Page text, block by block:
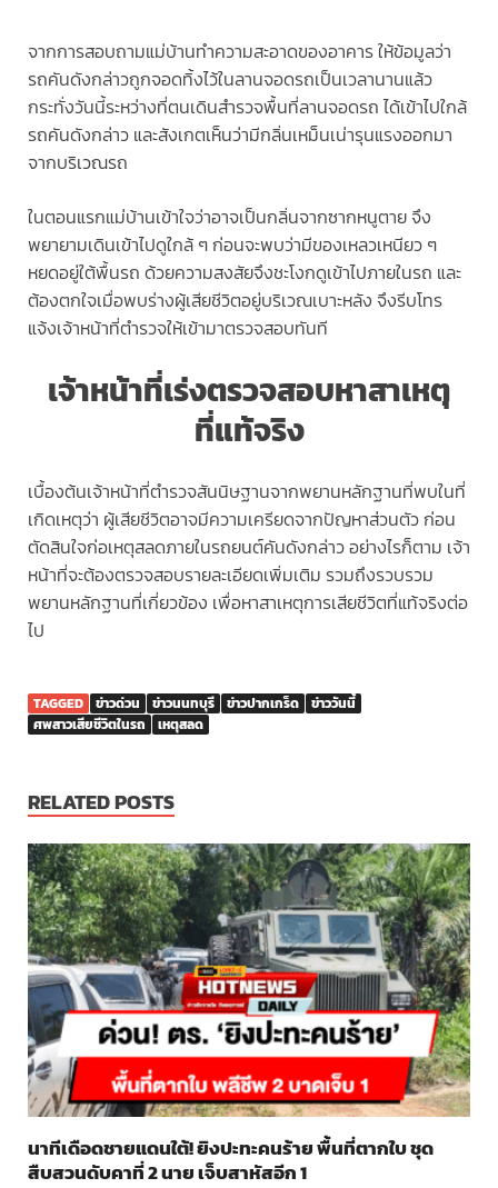
จากการสอบถามแม่บ้านทำความสะอาดของอาคาร ให้ข้อมูลว่า
รถคันดังกล่าวถูกจอดทิ้งไว้ในลานจอดรถเป็นเวลานานแล้ว
กระทั่งวันนี้ระหว่างที่ตนเดินสำรวจพื้นที่ลานจอดรถ ได้เข้าไปใกล้
รถคันดังกล่าว และสังเกตเห็นว่ามีกลิ่นเหม็นเน่ารุนแรงออกมา
จากบริเวณรถ
ในตอนแรกแม่บ้านเข้าใจว่าอาจเป็นกลิ่นจากซากหนูตาย จึง
พยายามเดินเข้าไปดูใกล้ ๆ ก่อนจะพบว่ามีของเหลวเหนียว ๆ
หยดอยู่ใต้พื้นรถ ด้วยความสงสัยจึงชะโงกดูเข้าไปภายในรถ และ
ต้องตกใจเมื่อพบร่างผู้เสียชีวิตอยู่บริเวณเบาะหลัง จึงรีบโทร
แจ้งเจ้าหน้าที่ตำรวจให้เข้ามาตรวจสอบทันที
เจ้าหน้าที่เร่งตรวจสอบหาสาเหตุ
ที่แท้จริง
เบื้องต้นเจ้าหน้าที่ตำรวจสันนิษฐานจากพยานหลักฐานที่พบในที่
เกิดเหตุว่า ผู้เสียชีวิตอาจมีความเครียดจากปัญหาส่วนตัว ก่อน
ตัดสินใจก่อเหตุสลดภายในรถยนต์คันดังกล่าว อย่างไรก็ตาม เจ้า
หน้าที่จะต้องตรวจสอบรายละเอียดเพิ่มเติม รวมถึงรวบรวม
พยานหลักฐานที่เกี่ยวข้อง เพื่อหาสาเหตุการเสียชีวิตที่แท้จริงต่อ
ไป
TAGGED ข่าวด่วน ข่าวนนทบุรี ข่าวปากเกร็ด
ข่าววันนี้
ศพสาวเสียชีวิตในรถ
เหตุสลด
RELATED POSTS
นาทีเดือดชายแดนใต้! ยิงปะทะคนร้าย พื้นที่ตากใบ ชุด
สืบสวนดับคาที่ 2 นาย เจ็บสาหัสอีก 1